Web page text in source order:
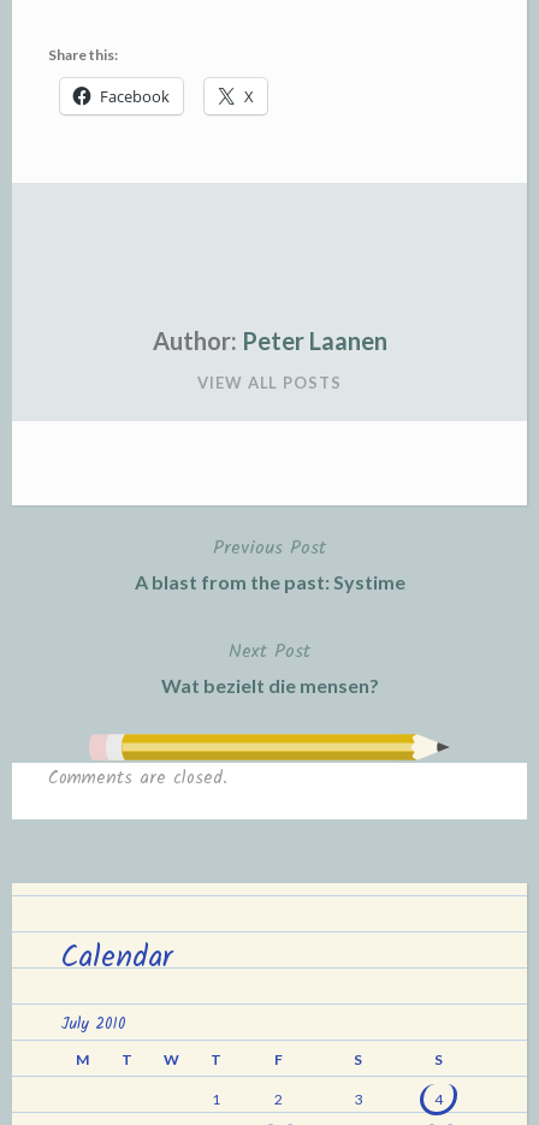
Share this:
Facebook X
Author: Peter Laanen
VIEW ALL POSTS
Previous Post
A blast from the past: Systime
Next Post
Wat bezielt die mensen?
Comments are closed.
Calendar
July 2010
M T W T F S S
1 2 3 4